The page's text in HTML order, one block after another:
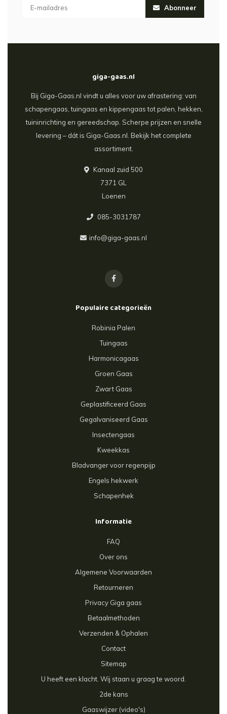
Abonneer
giga-gaas.nl
Bij Giga-Gaas.nl vindt u alles voor uw afrastering: van
schapengaas, tuingaas en kippengaas tot palen, hekken,
tuininrichting en gereedschap. Scherpe prijzen en snelle
levering – dát is Giga-Gaas.nl. Bekijk het complete
assortiment.
Kanaal zuid 500
7371 GL
Loenen
085-3031787
info@giga-gaas.nl
Populaire categorieën
Robinia Palen
Tuingaas
Harmonicagaas
Groen Gaas
Zwart Gaas
Geplastificeerd Gaas
Gegalvaniseerd Gaas
Insectengaas
Kweekkas
Bladvanger voor regenpijp
Engels hekwerk
Schapenhek
Informatie
FAQ
Over ons
Algemene Voorwaarden
Retourneren
Privacy Giga gaas
Betaalmethoden
Verzenden & Ophalen
Contact
Sitemap
U heeft een klacht. Wij staan u graag te woord.
2de kans
Gaaswijzer (video's)